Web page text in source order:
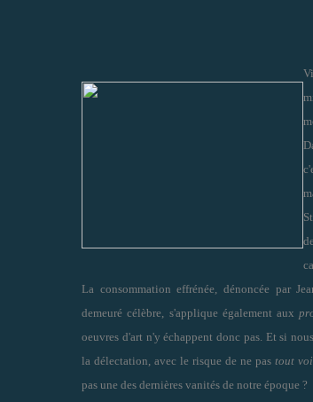
La consommation effrénée, dénoncée par
demeuré célèbre, s'applique également aux
oeuvres d'art n'y échappent donc pas. Et si
la délectation, avec le risque de ne pas tout
pas une des dernières vanités de notre époque ?